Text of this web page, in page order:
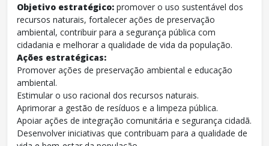
Objetivo estratégico: promover o uso sustentável dos
recursos naturais, fortalecer ações de preservação
ambiental, contribuir para a segurança pública com
cidadania e melhorar a qualidade de vida da população.
Ações estratégicas:
Promover ações de preservação ambiental e educação
ambiental.
Estimular o uso racional dos recursos naturais.
Aprimorar a gestão de resíduos e a limpeza pública.
Apoiar ações de integração comunitária e segurança cidadã.
Desenvolver iniciativas que contribuam para a qualidade de